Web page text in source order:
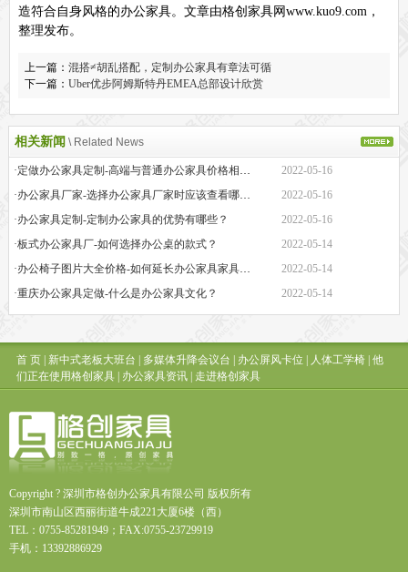
造符合自身风格的办公家具。文章由格创家具网www.kuo9.com，
整理发布。
上一篇： 混搭≠胡乱搭配，定制办公家具有章法可循
下一篇： Uber优步阿姆斯特丹EMEA总部设计欣赏
相关新闻 \ Related News
2022-05-16
·办公家具厂家-选择办公家具厂家时应该查看哪些方面？
2022-05-16
·办公家具定制-定制办公家具的优势有哪些？
2022-05-16
·板式办公家具厂-如何选择办公桌的款式？
2022-05-14
·办公椅子图片大全价格-如何延长办公家具家具的保质期？
2022-05-14
·重庆办公家具定做-什么是办公家具文化？
2022-05-14
首 页| 新中式老板大班台 | 多媒体升降会议台 | 办公屏风卡位 | 人体工学椅| 他
们正在使用格创家具| 办公家具资讯| 走进格创家具
Copyright ? 深圳市格创办公家具有限公司 版权所有
深圳市南山区西丽街道牛成221大厦6楼（西）
TEL：0755-85281949；FAX:0755-23729919
手机：13392886929